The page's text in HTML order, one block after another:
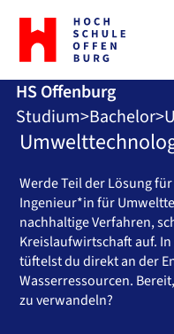
Zur
Startseite
Hochschule
Offenburg
HS Offenburg
Studium Bachelor
Werde Teil der Lösung
Ingenieur*in für
nachhaltige Verfahren,
Kreislaufwirtschaft auf.
tüftelst du direkt an der
Wasserressourcen.
zu verwandeln?